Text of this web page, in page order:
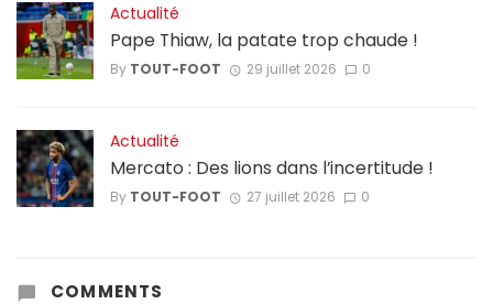
Actualité
Pape Thiaw, la patate trop chaude !
By TOUT-FOOT 29 juillet 2026 0
Actualité
Mercato : Des lions dans l’incertitude !
By TOUT-FOOT 27 juillet 2026 0
COMMENTS